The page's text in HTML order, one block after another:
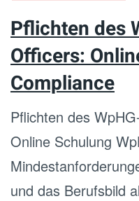
Pflichten des
Officers:
Compliance
Pflichten des
Online Schulung
und das Berufsbild